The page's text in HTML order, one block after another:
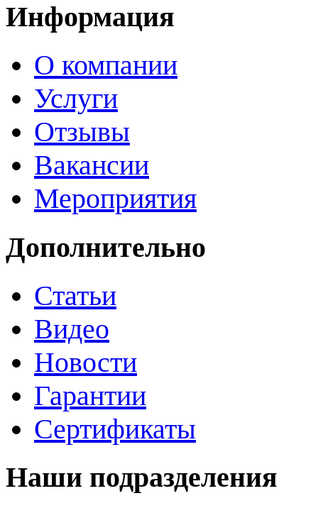
Информация
О компании
Услуги
Отзывы
Вакансии
Мероприятия
Дополнительно
Статьи
Видео
Новости
Гарантии
Сертификаты
Наши подразделения